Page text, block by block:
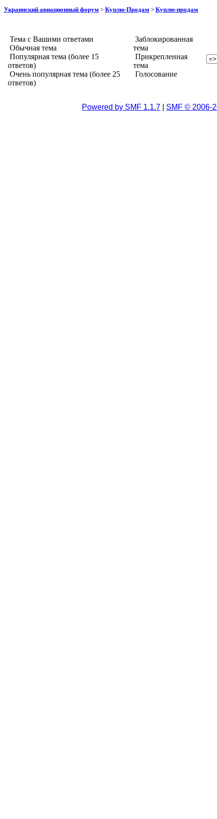
Украинский авиационный форум > Куплю-Продам > Куплю-продам
Тема с Вашими ответами
Обычная тема
Популярная тема (более 15
ответов)
Очень популярная тема (более 25
ответов)
Заблокированная
тема
Прикрепленная
тема
Голосование
Powered by SMF 1.1.7 SMF © 2006-